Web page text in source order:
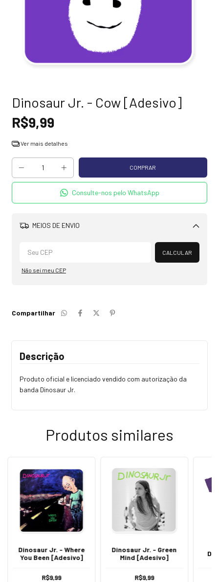
Dinosaur Jr. - Cow [Adesivo]
R$9,99
Ver mais detalhes
Consulte-nos pelo WhatsApp
MEIOS DE ENVIO
Alterar CEP
CALCULAR
Não sei meu CEP
Compartilhar
Descrição
Produto oficial e licenciado vendido com autorização da
banda Dinosaur Jr.
Produtos similares
Dinosaur Jr. - Where
You Been [Adesivo]
R$9,99
Dinosaur Jr. - Green
Mind [Adesivo]
R$9,99